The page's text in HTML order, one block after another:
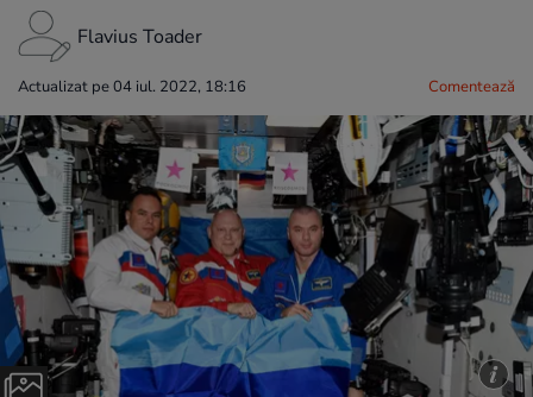
Flavius Toader
Actualizat pe 04 iul. 2022, 18:16 Comentează